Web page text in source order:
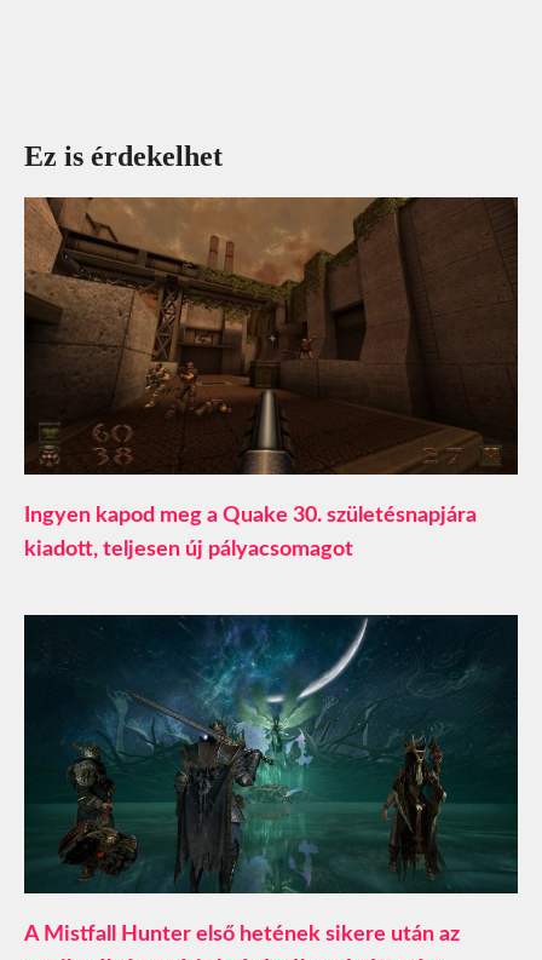
Ez is érdekelhet
Ingyen kapod meg a Quake 30. születésnapjára
kiadott, teljesen új pályacsomagot
A Mistfall Hunter első hetének sikere után az